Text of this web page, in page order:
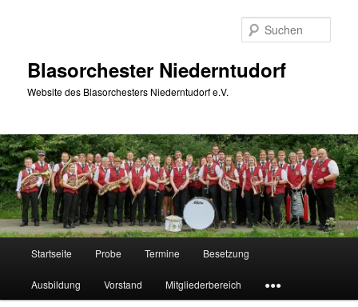
Blasorchester Niederntudorf
Website des Blasorchesters Niederntudorf e.V.
Startseite Probe Termine Besetzung
Ausbildung Vorstand Mitgliederbereich ●●●